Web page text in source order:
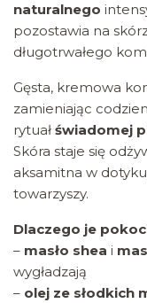
naturalnego
pozostawia na
długotrwałego
Gęsta, kremowa
zamieniając
rytuał świadomej
Skóra staje się
aksamitna w
towarzyszy.
Dlaczego je
– masło shea i
wygładzają
– olej ze słodkich